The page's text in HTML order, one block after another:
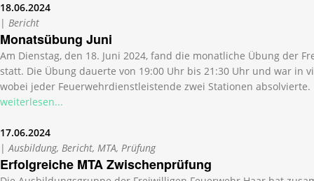
18.06.2024
| Bericht
Monatsübung Juni
Am Dienstag, den 18. Juni 2024, fand die monatliche Übung der
statt. Die Übung dauerte von 19:00 Uhr bis 21:30 Uhr und war in
wobei jeder Feuerwehrdienstleistende zwei Stationen absolvierte.
weiterlesen...
17.06.2024
|Ausbildung, Bericht, MTA, Prüfung
Erfolgreiche MTA Zwischenprüfung